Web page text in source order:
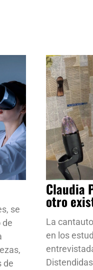
se
de
de
Claudia
otro
La
en los